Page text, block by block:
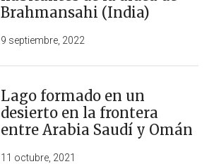
Brahmansahi (India)
9 septiembre, 2022
Lago formado en un
desierto en la frontera
entre Arabia Saudí y Omán
11 octubre, 2021